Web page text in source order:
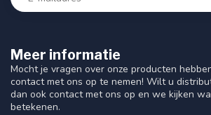
Meer informatie
Mocht je vragen over onze producten
contact met ons op te nemen! Wilt u
dan ook contact met ons op en we kijken
betekenen.